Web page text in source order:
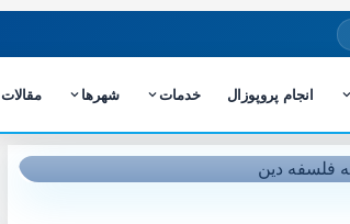
انجام پروپوزال خدمات شهرها مقالات